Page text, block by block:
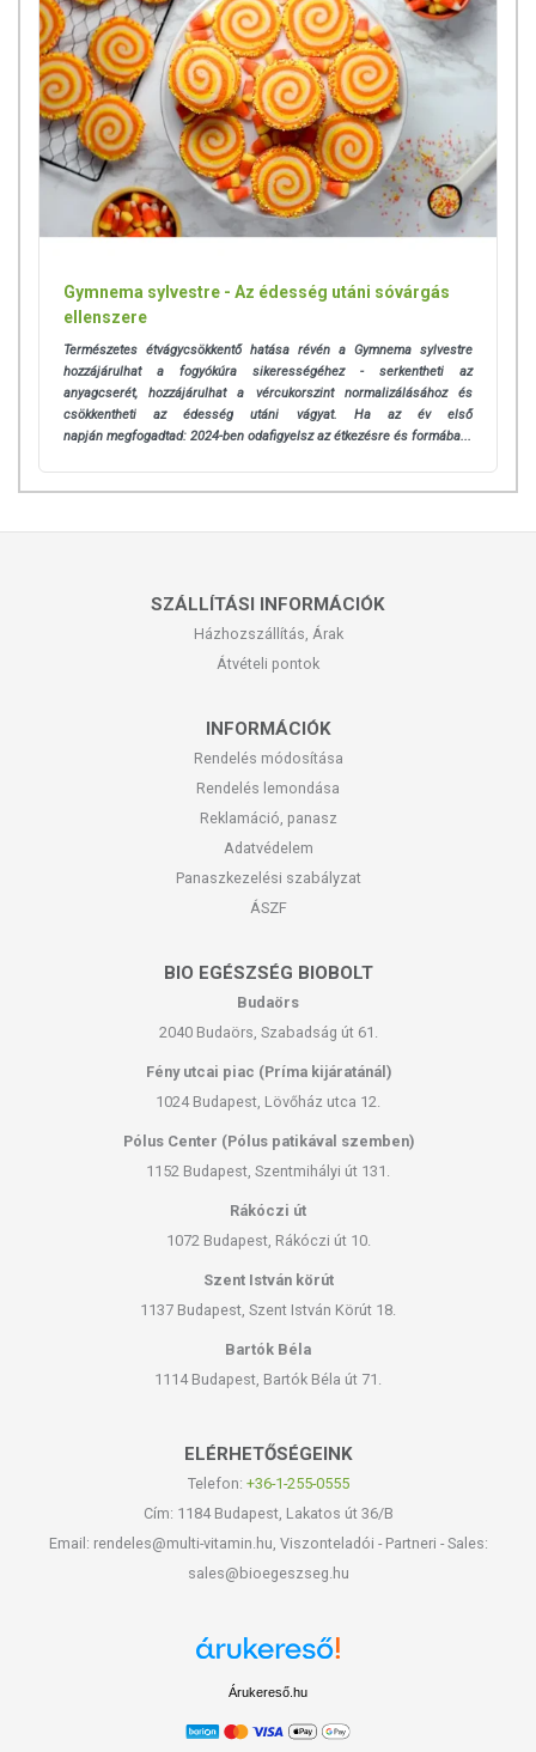
Gymnema sylvestre - Az édesség utáni sóvárgás
ellenszere
Természetes étvágycsökkentő hatása révén a Gymnema sylvestre
hozzájárulhat a fogyókúra sikerességéhez - serkentheti az
anyagcserét, hozzájárulhat a vércukorszint normalizálásához és
csökkentheti az édesség utáni vágyat. Ha az év első
napján megfogadtad: 2024-ben odafigyelsz az étkezésre és formába...
SZÁLLÍTÁSI INFORMÁCIÓK
Házhozszállítás, Árak
Átvételi pontok
INFORMÁCIÓK
Rendelés módosítása
Rendelés lemondása
Reklamáció, panasz
Adatvédelem
Panaszkezelési szabályzat
ÁSZF
BIO EGÉSZSÉG BIOBOLT
Budaörs
2040 Budaörs, Szabadság út 61.
Fény utcai piac (Príma kijáratánál)
1024 Budapest, Lövőház utca 12.
Pólus Center (Pólus patikával szemben)
1152 Budapest, Szentmihályi út 131.
Rákóczi út
1072 Budapest, Rákóczi út 10.
Szent István körút
1137 Budapest, Szent István Körút 18.
Bartók Béla
1114 Budapest, Bartók Béla út 71.
ELÉRHETŐSÉGEINK
Telefon: +36-1-255-0555
Cím: 1184 Budapest, Lakatos út 36/B
Email: rendeles@multi-vitamin.hu, Viszonteladói - Partneri - Sales:
sales@bioegeszseg.hu
Árukereső.hu